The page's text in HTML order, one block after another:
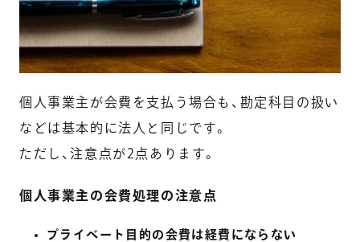
個人事業主が会費を支払う場合も、勘定科目の扱い
などは基本的に法人と同じです。
ただし、注意点が2点あります。
個人事業主の会費処理の注意点
プライベート目的の会費は経費にならない